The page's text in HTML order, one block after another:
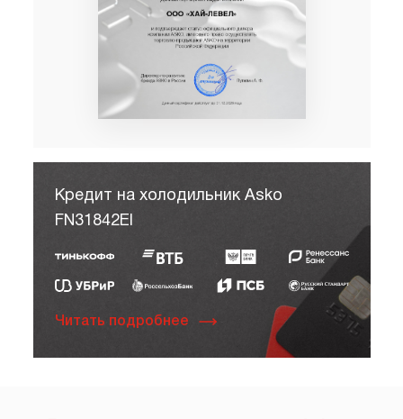
Кредит на холодильник Asko
FN31842EI
Читать подробнее